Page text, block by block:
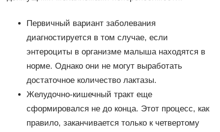
Первичный вариант заболевания
диагностируется в том случае, если
энтероциты в организме малыша находятся в
норме. Однако они не могут выработать
достаточное количество лактазы.
Желудочно-кишечный тракт еще
сформировался не до конца. Этот процесс, как
правило, заканчивается только к четвертому